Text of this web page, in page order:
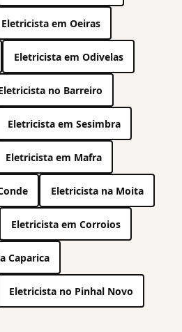
Eletricista em Oeiras
Eletricista em Odivelas
no Barreiro
Eletricista em Sesimbra
Eletricista em Mafra
Eletricista na Moita
Eletricista em Corroios
Caparica
Eletricista no Pinhal Novo